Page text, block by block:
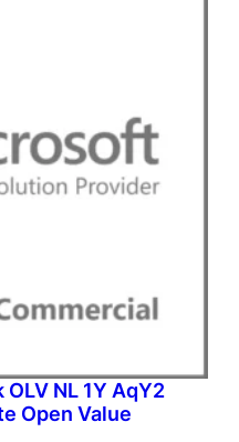
NL 1Y AqY2
Open Value